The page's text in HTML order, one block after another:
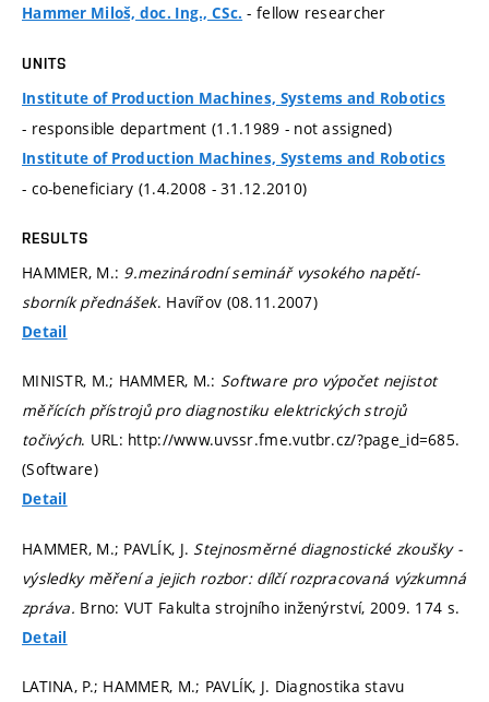
Hammer Miloš, doc. Ing., CSc. - fellow researcher
UNITS
Institute of Production Machines, Systems and Robotics
- responsible department (1.1.1989 - not assigned)
Institute of Production Machines, Systems and Robotics
- co-beneficiary (1.4.2008 - 31.12.2010)
RESULTS
HAMMER, M.: 9.mezinárodní seminář vysokého napětí-
sborník přednášek. Havířov (08.11.2007)
Detail
MINISTR, M.; HAMMER, M.: Software pro výpočet nejistot
měřících přístrojů pro diagnostiku elektrických strojů
točivých. URL: http://www.uvssr.fme.vutbr.cz/?page_id=685.
(Software)
Detail
HAMMER, M.; PAVLÍK, J. Stejnosměrné diagnostické zkoušky -
výsledky měření a jejich rozbor: dílčí rozpracovaná výzkumná
zpráva. Brno: VUT Fakulta strojního inženýrství, 2009. 174 s.
Detail
LATINA, P.; HAMMER, M.; PAVLÍK, J. Diagnostika stavu